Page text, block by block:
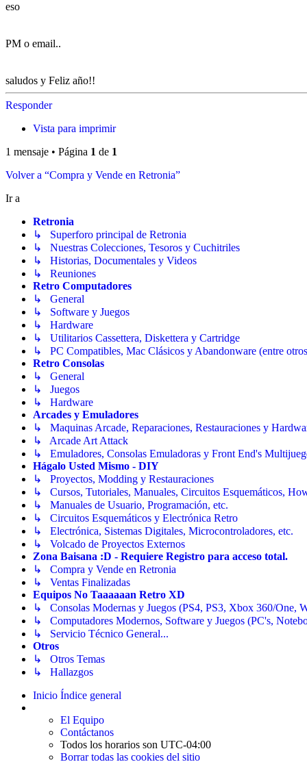
eso
PM o email..
saludos y Feliz año!!
Responder
Vista para imprimir
1 mensaje • Página 1 de 1
Volver a “Compra y Vende en Retronia”
Ir a
Retronia
↳ Superforo principal de Retronia
↳ Nuestras Colecciones, Tesoros y Cuchitriles
↳ Historias, Documentales y Videos
↳ Reuniones
Retro Computadores
↳ General
↳ Software y Juegos
↳ Hardware
↳ Utilitarios Cassettera, Diskettera y Cartridge
↳ PC Compatibles, Mac Clásicos y Abandonware (entre
Retro Consolas
↳ General
↳ Juegos
↳ Hardware
Arcades y Emuladores
↳ Maquinas Arcade, Reparaciones, Restauraciones y
↳ Arcade Art Attack
↳ Emuladores, Consolas Emuladoras y Front End's
Hágalo Usted Mismo - DIY
↳ Proyectos, Modding y Restauraciones
↳ Cursos, Tutoriales, Manuales, Circuitos Esquemáticos,
↳ Manuales de Usuario, Programación, etc.
↳ Circuitos Esquemáticos y Electrónica Retro
↳ Electrónica, Sistemas Digitales, Microcontroladores, etc.
↳ Volcado de Proyectos Externos
Zona Baisana :D - Requiere Registro para acceso total.
↳ Compra y Vende en Retronia
↳ Ventas Finalizadas
Equipos No Taaaaaan Retro XD
↳ Consolas Modernas y Juegos (PS4, PS3, Xbox 360/One,
↳ Computadores Modernos, Software y Juegos (PC's,
↳ Servicio Técnico General...
Otros
↳ Otros Temas
↳ Hallazgos
Inicio Índice general
El Equipo
Contáctanos
Todos los horarios son UTC-04:00
Borrar todas las cookies del sitio